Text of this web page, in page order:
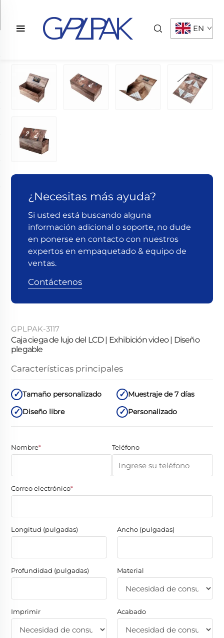
EN
¿Necesitas más ayuda?
Si usted está buscando alguna
información adicional o soporte, no dude
en ponerse en contacto con nuestros
expertos en empaquetado & equipo de
ventas.
Contáctenos
GPLPAK-3117
Caja ciega de lujo del LCD | Exhibición video | Diseño
plegable
Características principales
Tamaño personalizado
Muestraje de 7 días
Diseño libre
Personalizado
Nombre* Teléfono
Correo electrónico*
Longitud (pulgadas) Ancho (pulgadas)
Profundidad (pulgadas) Material
Imprimir Acabado